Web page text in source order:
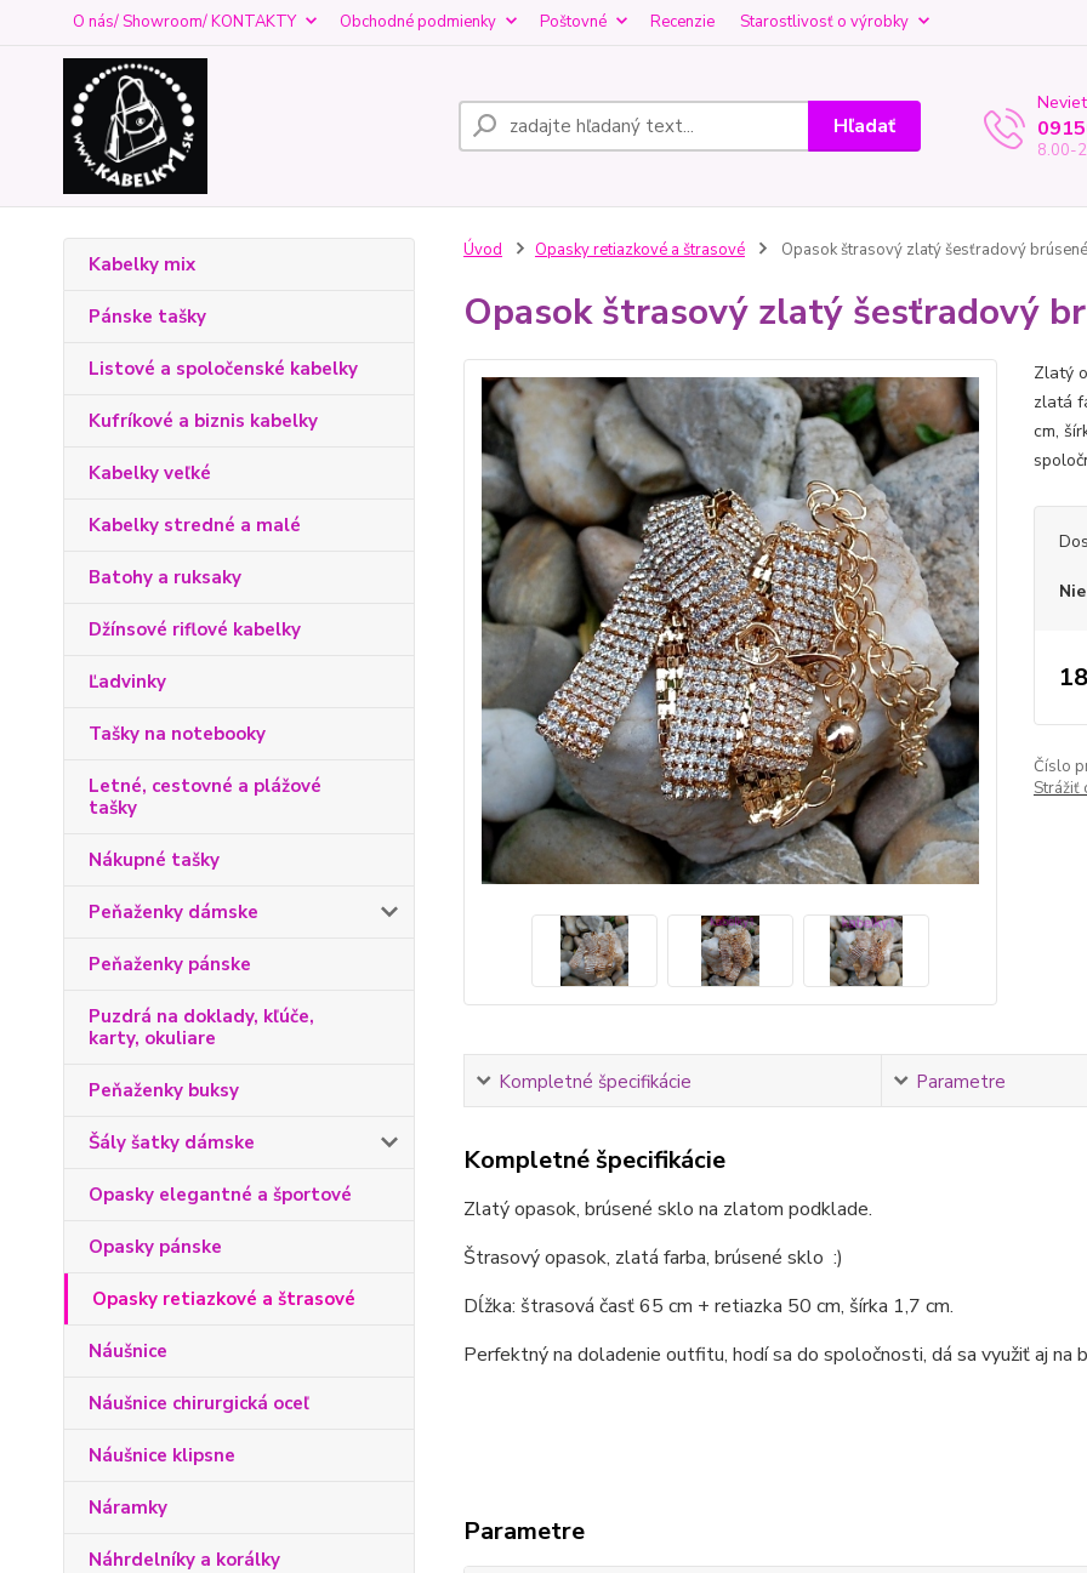
O nás/ Showroom/ KONTAKTY Obchodné podmienky Poštovné Recenzie Starostlivosť o výrobky
Hľadať
8.00-
Kabelky mix
Pánske tašky
Listové a spoločenské kabelky
Kufríkové a biznis kabelky
Kabelky veľké
Kabelky stredné a malé
Batohy a ruksaky
Džínsové riflové kabelky
Ľadvinky
Tašky na notebooky
Letné, cestovné a plážové
tašky
Nákupné tašky
Peňaženky dámske
Peňaženky pánske
Puzdrá na doklady, kľúče,
karty, okuliare
Peňaženky buksy
Šály šatky dámske
Opasky elegantné a športové
Opasky pánske
Opasky retiazkové a štrasové
Náušnice
Náušnice chirurgická oceľ
Náušnice klipsne
Náramky
Náhrdelníky a korálky
Úvod Opasky retiazkové a štrasové Opasok štrasový zlatý šesťradový
Opasok štrasový zlatý šesťradový
Zlatý
zlatá
cm,
Číslo
Strážiť
Kompletné špecifikácie Parametre
Kompletné špecifikácie
Zlatý opasok, brúsené sklo na zlatom podklade.
Štrasový opasok, zlatá farba, brúsené sklo :)
Dĺžka: štrasová časť 65 cm + retiazka 50 cm, šírka 1,7 cm.
Perfektný na doladenie outfitu, hodí sa do spoločnosti, dá sa využiť aj na
Parametre